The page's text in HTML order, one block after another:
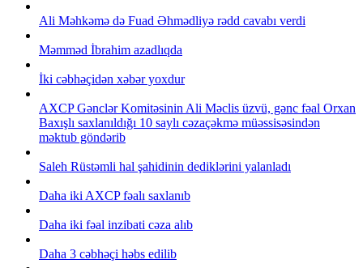
Ali Məhkəmə də Fuad Əhmədliyə rədd cavabı verdi
Məmməd İbrahim azadlıqda
İki cəbhəçidən xəbər yoxdur
AXCP Gənclər Komitəsinin Ali Məclis üzvü, gənc fəal Orxan
Baxışlı saxlanıldığı 10 saylı cəzaçəkmə müəssisəsindən
məktub göndərib
Saleh Rüstəmli hal şahidinin dediklərini yalanladı
Daha iki AXCP fəalı saxlanıb
Daha iki fəal inzibati cəza alıb
Daha 3 cəbhəçi həbs edilib